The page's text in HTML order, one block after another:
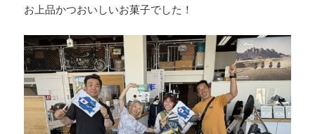
お上品かつおいしいお菓子でした！